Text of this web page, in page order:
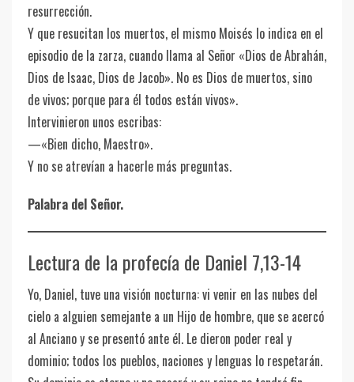
resurrección.
Y que resucitan los muertos, el mismo Moisés lo indica en el
episodio de la zarza, cuando llama al Señor «Dios de Abrahán,
Dios de Isaac, Dios de Jacob». No es Dios de muertos, sino
de vivos; porque para él todos están vivos».
Intervinieron unos escribas:
—«Bien dicho, Maestro».
Y no se atrevían a hacerle más preguntas.
Palabra del Señor.
Lectura de la profecía de Daniel 7,13-14
Yo, Daniel, tuve una visión nocturna: vi venir en las nubes del
cielo a alguien semejante a un Hijo de hombre, que se acercó
al Anciano y se presentó ante él. Le dieron poder real y
dominio; todos los pueblos, naciones y lenguas lo respetarán.